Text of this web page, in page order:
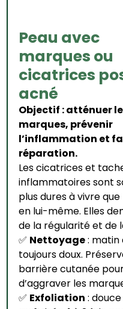
Peau avec
marques ou
cicatrices
acné
Objectif : atténuer
marques, prévenir
l’inflammation et
réparation.
Les cicatrices et
inflammatoires sont
plus dures à vivre
en lui-même. Elles
de la régularité et de
✅ Nettoyage : matin
toujours doux.
barrière cutanée
d’aggraver les
✅ Exfoliation :